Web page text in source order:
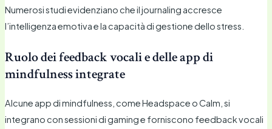
Numerosi studi evidenziano che il journaling accresce
l’intelligenza emotiva e la capacità di gestione dello stress.
Ruolo dei feedback vocali e delle app di
mindfulness integrate
Alcune app di mindfulness, come Headspace o Calm, si
integrano con sessioni di gaming e forniscono feedback vocali